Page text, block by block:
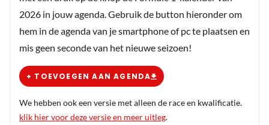
Nealz
21 november 2021 16:11
Schei toch uit... Die lekke band, oké Maar voor de rest
was Bottas totaal niet sterk; Flutstart, lastige
inhaalacties, beroerde 1ste stop (terug naar af). Nee,
dat was niet best....
2026 in jouw agenda. Gebruik de button hieronder om
hem in de agenda van je smartphone of pc te plaatsen en
mis geen seconde van het nieuwe seizoen!
+ TOEVOEGEN AAN AGENDA
We hebben ook een versie met alleen de race en kwalificatie.
klik hier voor deze versie en meer uitleg.